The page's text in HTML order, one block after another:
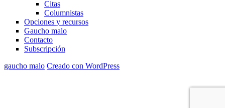
Citas
Columnistas
Opciones y recursos
Gaucho malo
Contacto
Subscripción
gaucho malo Creado con WordPress